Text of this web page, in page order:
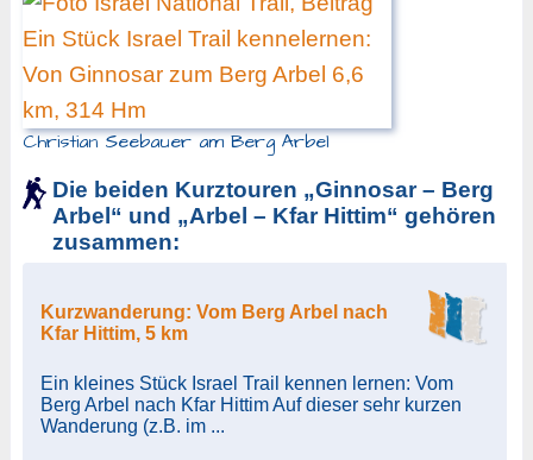
Christian Seebauer am Berg Arbel
Die beiden Kurztouren „Ginnosar – Berg
Arbel“ und „Arbel – Kfar Hittim“ gehören
zusammen:
Kurzwanderung: Vom Berg Arbel nach
Kfar Hittim, 5 km
Ein kleines Stück Israel Trail kennen lernen: Vom
Berg Arbel nach Kfar Hittim Auf dieser sehr kurzen
Wanderung (z.B. im ...